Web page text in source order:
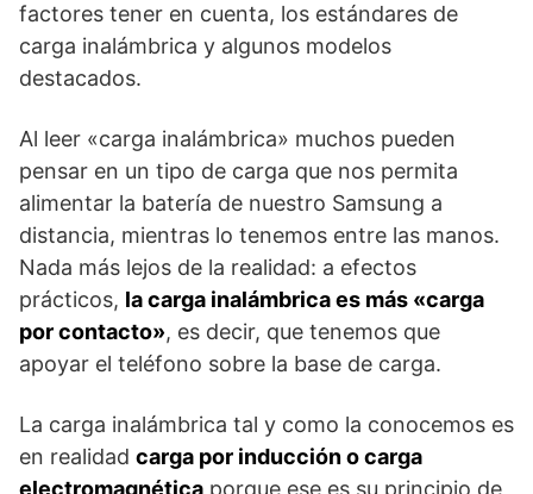
factores tener en cuenta, los estándares de
carga inalámbrica y algunos modelos
destacados.
Al leer «carga inalámbrica» muchos pueden
pensar en un tipo de carga que nos permita
alimentar la batería de nuestro Samsung a
distancia, mientras lo tenemos entre las manos.
Nada más lejos de la realidad: a efectos
prácticos, la carga inalámbrica es más «carga
por contacto», es decir, que tenemos que
apoyar el teléfono sobre la base de carga.
La carga inalámbrica tal y como la conocemos es
en realidad carga por inducción o carga
electromagnética porque ese es su principio de